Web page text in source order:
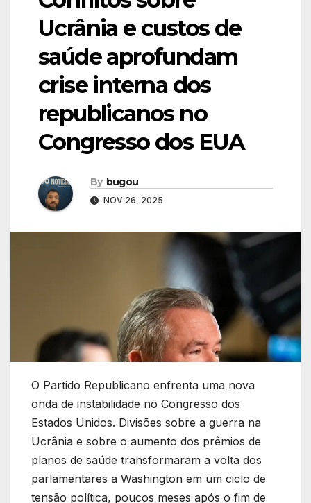
Ucrânia e custos de
saúde aprofundam
crise interna dos
republicanos no
Congresso dos EUA
By bugou
NOV 26, 2025
O Partido Republicano enfrenta uma nova
onda de instabilidade no Congresso dos
Estados Unidos. Divisões sobre a guerra na
Ucrânia e sobre o aumento dos prêmios de
planos de saúde transformaram a volta dos
parlamentares a Washington em um ciclo de
tensão política, poucos meses após o fim de